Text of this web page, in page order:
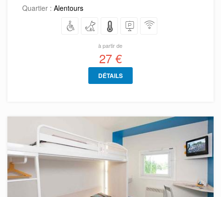
Quartier : Alentours
à partir de
27 €
DÉTAILS